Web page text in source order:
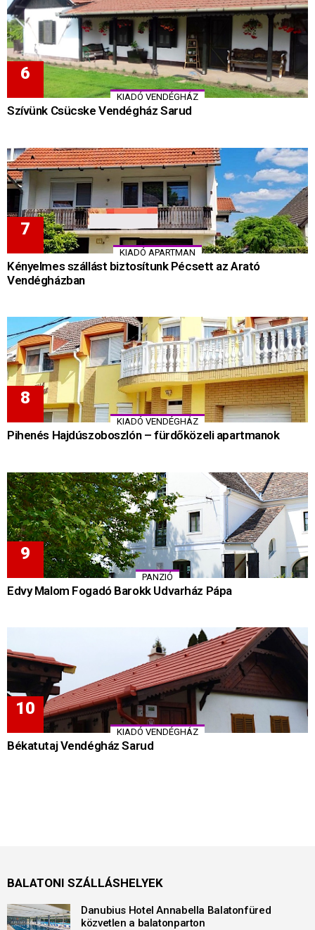
KIADÓ VENDÉGHÁZ
Szívünk Csücske Vendégház Sarud
KIADÓ APARTMAN
Kényelmes szállást biztosítunk Pécsett az Arató
Vendégházban
KIADÓ VENDÉGHÁZ
Pihenés Hajdúszoboszlón – fürdőközeli apartmanok
PANZIÓ
Edvy Malom Fogadó Barokk Udvarház Pápa
KIADÓ VENDÉGHÁZ
Békatutaj Vendégház Sarud
BALATONI SZÁLLÁSHELYEK
Danubius Hotel Annabella Balatonfüred
közvetlen a balatonparton